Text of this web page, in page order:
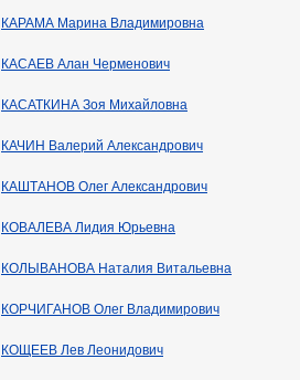
КАРАМА Марина Владимировна
КАСАЕВ Алан Черменович
КАСАТКИНА Зоя Михайловна
КАЧИН Валерий Александрович
КАШТАНОВ Олег Александрович
КОВАЛЕВА Лидия Юрьевна
КОЛЫВАНОВА Наталия Витальевна
КОРЧИГАНОВ Олег Владимирович
КОЩЕЕВ Лев Леонидович